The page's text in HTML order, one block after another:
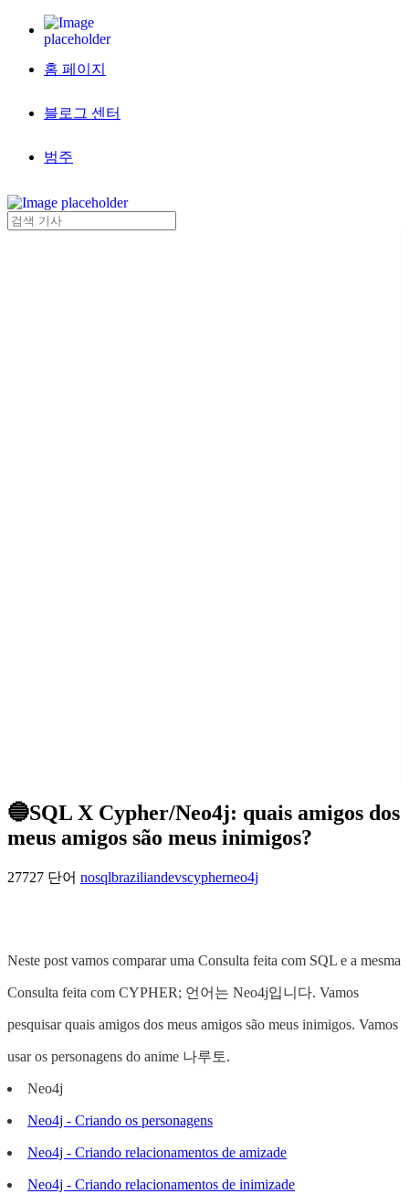
홈 페이지
블로그 센터
범주
🔵SQL X Cypher/Neo4j: quais amigos dos
meus amigos são meus inimigos?
27727 단어 nosqlbraziliandevscypherneo4j
Neste post vamos comparar uma Consulta feita com SQL e a mesma
Consulta feita com CYPHER; 언어는 Neo4j입니다. Vamos
pesquisar quais amigos dos meus amigos são meus inimigos. Vamos
usar os personagens do anime 나루토.
Neo4j
Neo4j - Criando os personagens
Neo4j - Criando relacionamentos de amizade
Neo4j - Criando relacionamentos de inimizade